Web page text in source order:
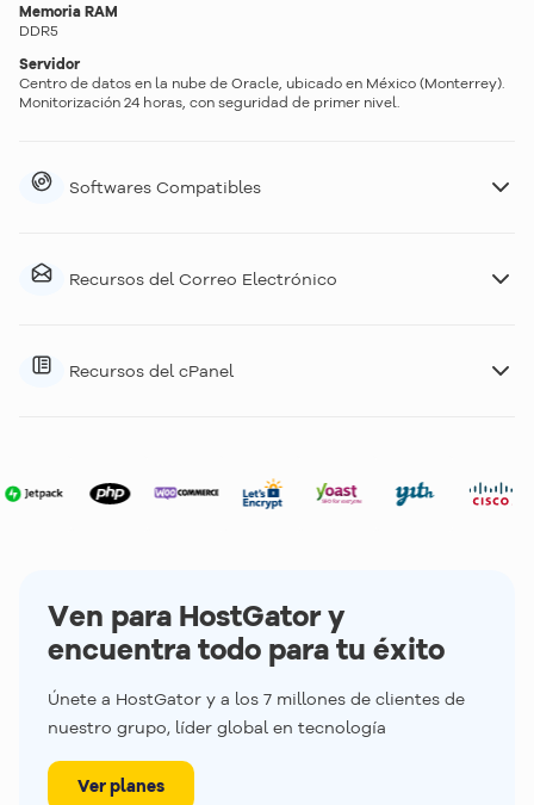
Memoria RAM
DDR5
Servidor
Centro de datos en la nube de Oracle, ubicado en México (Monterrey).
Monitorización 24 horas, con seguridad de primer nivel.
Softwares Compatibles
Recursos del Correo Electrónico
Recursos del cPanel
Ven para HostGator y
encuentra todo para tu éxito
Únete a HostGator y a los 7 millones de clientes de
nuestro grupo, líder global en tecnología
Ver planes